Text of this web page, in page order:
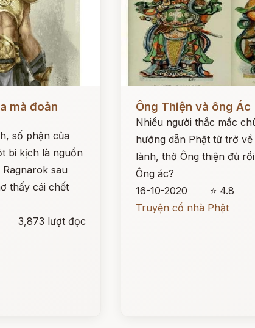
mà đoản
số phận của
bi kịch là nguồn
sau
thấy cái chết
3,873 lượt đọc
Đọc ngay
Ông Thiện và ông Ác
Nhiều người thắc mắc
hướng dẫn Phật tử trở
lành, thờ Ông thiện đủ
Ông ác?
16-10-2020
⭐ 4.8
Truyện cổ nhà Phật